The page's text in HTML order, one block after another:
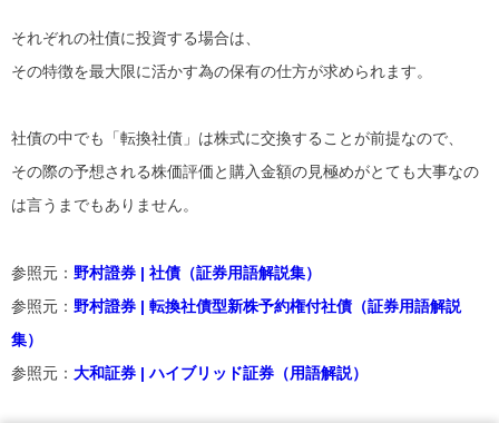
それぞれの社債に投資する場合は、
その特徴を最大限に活かす為の保有の仕方が求められます。
社債の中でも「転換社債」は株式に交換することが前提なので、
その際の予想される株価評価と購入金額の見極めがとても大事なの
は言うまでもありません。
参照元： 野村證券 | 社債（証券用語解説集）
参照元： 野村證券 | 転換社債型新株予約権付社債（証券用語解説
集）
参照元： 大和証券 | ハイブリッド証券（用語解説）